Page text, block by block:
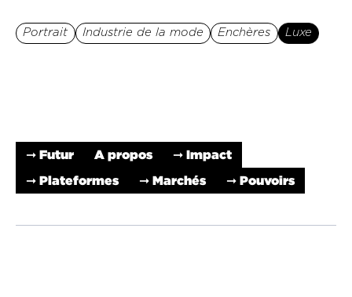
Portrait Industrie de la mode Enchères Luxe
➞ Futur A propos
➞ Impact
➞ Plateformes
➞ Marchés ➞ Pouvoirs